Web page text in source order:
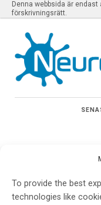
To provide the best
technologies like
Denna webbsida är
förskrivningsrätt.